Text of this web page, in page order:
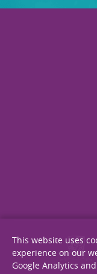
This website uses
experience on our
Google Analytics